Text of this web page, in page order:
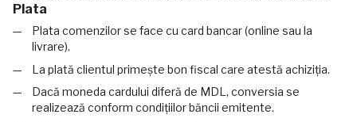
Plata
Plata comenzilor se face cu card bancar (online sau la
livrare).
La plată clientul primește bon fiscal care atestă achiziția.
Dacă moneda cardului diferă de MDL, conversia se
realizează conform condițiilor băncii emitente.